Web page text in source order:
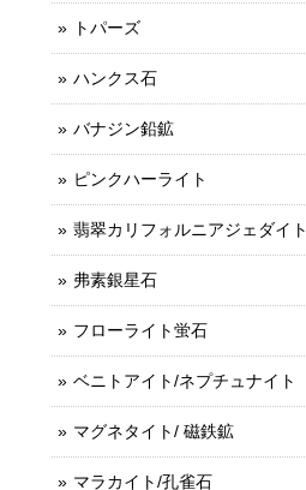
トパーズ
ハンクス石
バナジン鉛鉱
ピンクハーライト
翡翠カリフォルニアジェダイト
弗素銀星石
フローライト蛍石
ベニトアイト/ネプチュナイト
マグネタイト/ 磁鉄鉱
マラカイト/孔雀石